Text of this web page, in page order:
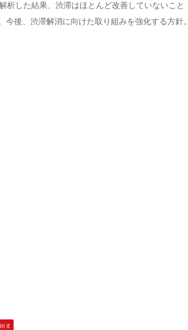
析した結果、渋滞はほとんど改善していないこと
後、渋滞解消に向けた取り組みを強化する方針。
it